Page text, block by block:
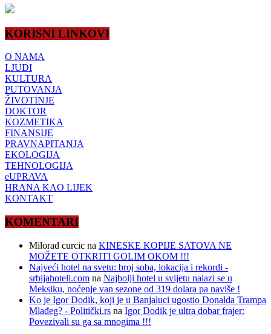
KORISNI LINKOVI
O NAMA
LJUDI
KULTURA
PUTOVANJA
ŽIVOTINJE
DOKTOR
KOZMETIKA
FINANSIJE
PRAVNAPITANJA
EKOLOGIJA
TEHNOLOGIJA
eUPRAVA
HRANA KAO LIJEK
KONTAKT
KOMENTARI
Milorad curcic na KINESKE KOPIJE SATOVA NE
MOŽETE OTKRITI GOLIM OKOM !!!
Najveći hotel na svetu: broj soba, lokacija i rekordi -
srbijahoteli.com na Najbolji hotel u svijetu nalazi se u
Meksiku, noćenje van sezone od 319 dolara pa naviše !
Ko je Igor Dodik, koji je u Banjaluci ugostio Donalda Trampa
Mlađeg? - Politički.rs na Igor Dodik je ultra dobar frajer:
Povezivali su ga sa mnogima !!!